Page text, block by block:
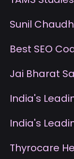
Sunil
Best SEO
Jai Bharat
India's
India's
Thyrocare